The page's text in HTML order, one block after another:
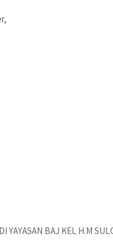
YAYASAN BAJ KEL H.M